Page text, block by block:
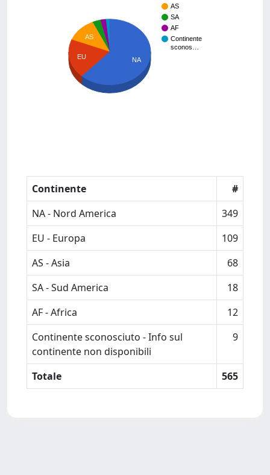
AS
SA
AF
Continente
sconos…
AS
EU NA
Continente
#
NA - Nord America
349
EU - Europa
109
AS - Asia
68
SA - Sud America
18
AF - Africa
12
Continente sconosciuto - Info sul
continente non disponibili
9
Totale 565